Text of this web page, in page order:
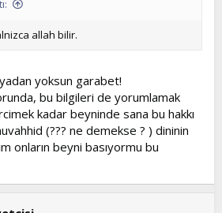
allah bilir.
yoksun garabet!
bu bilgileri de yorumlamak
kadar beyninde sana bu hakkı
(??? ne demekse ? ) dininin
onların beyni basıyormu bu